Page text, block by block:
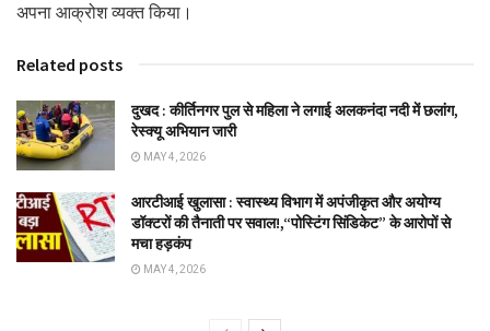
अपना आक्रोश व्यक्त किया।
Related posts
दुखद : कीर्तिनगर पुल से महिला ने लगाई अलकनंदा नदी में छलांग,
रेस्क्यू अभियान जारी
MAY 4, 2026
आरटीआई खुलासा : स्वास्थ्य विभाग में अपंजीकृत और अयोग्य
डॉक्टरों की तैनाती पर सवाल!,“पोस्टिंग सिंडिकेट” के आरोपों से
मचा हड़कंप
MAY 4, 2026